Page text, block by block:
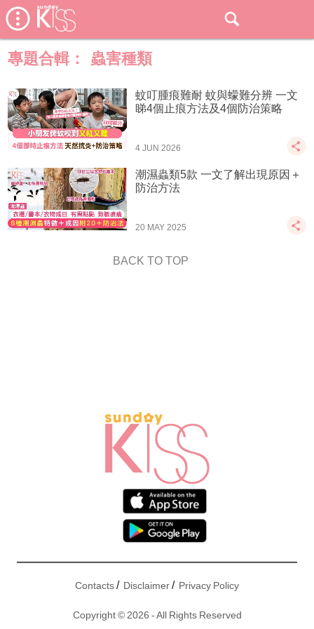
專題合輯： 蟲害種類
蚊叮腫痕難耐 蚊與蠓難分辨 一文
睇4個止痕方法及4個防治策略
4 JUN 2026
潮濕蟲類5款 一文了解出現原因＋
防治方法
20 MAY 2025
BACK TO TOP
Contacts/ Disclaimer/ Privacy Policy
Copyright © 2026 - All Rights Reserved